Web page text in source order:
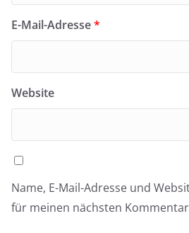
E-Mail-Adresse*
Website
Name, E-Mail-Adresse und
für meinen nächsten